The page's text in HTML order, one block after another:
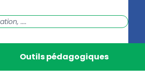
Outils pédagogiques